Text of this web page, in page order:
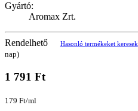
Gyártó:
Aromax Zrt.
Rendelhető Hasonló termékeket keresek
nap)
1 791 Ft
179 Ft/ml